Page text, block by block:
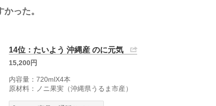
った。
14位：たいよう 沖縄産 のに元気
15,200円
内容量：720mlX4本
原材料：ノニ果実（沖縄県うるま市産）